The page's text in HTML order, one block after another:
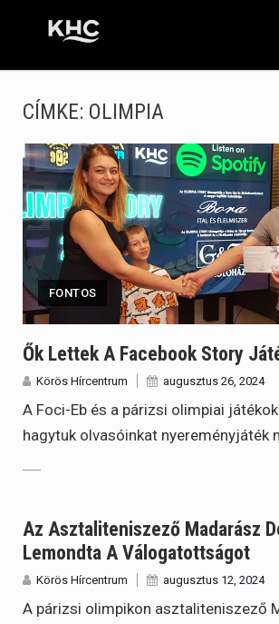
CÍMKE: OLIMPIA
FONTOS
Ők Lettek A Facebook Story
Körös Hírcentrum augusztus 26, 2024
A Foci-Eb és a párizsi olimpiai
hagytuk olvasóinkat nyereményjáték
Az Asztaliteniszező Madarász
Lemondta A Válogatottságot
Körös Hírcentrum augusztus 12, 2024
A párizsi olimpikon asztaliteniszező